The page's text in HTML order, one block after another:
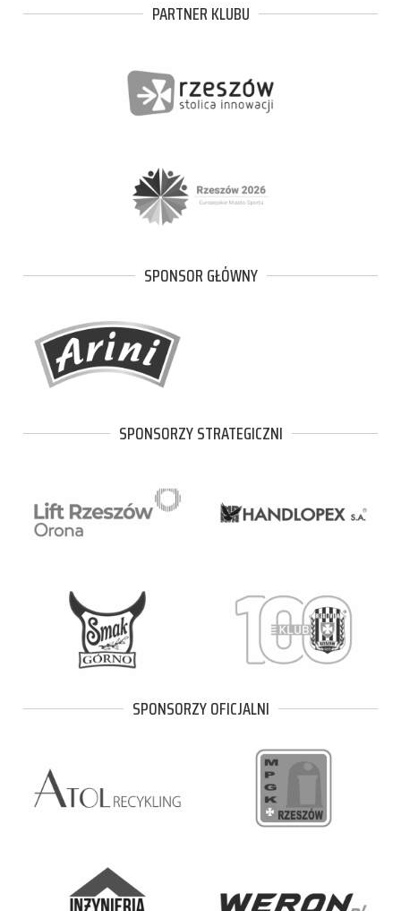
PARTNER KLUBU
SPONSOR GŁÓWNY
SPONSORZY STRATEGICZNI
SPONSORZY OFICJALNI